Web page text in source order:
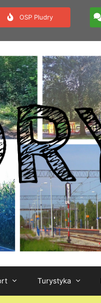
OSP Pludry
Turystyka